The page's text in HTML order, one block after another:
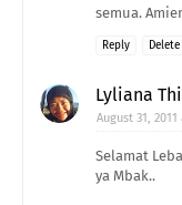
semua.
Reply Delete
Lyliana
August 31, 2011
Selamat
ya Mbak..